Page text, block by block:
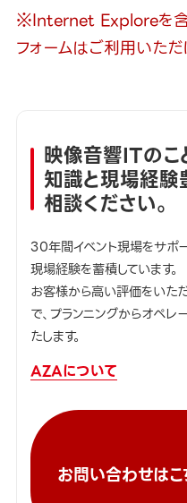
※Internet Exploreを含
フォームはご利用いただ
映像音響ITのこ
知識と現場経験
相談ください。
30年間イベント現場をサポ
現場経験を蓄積しています。
お客様から高い評価をいた
で、プランニングからオペ
たします。
AZAについて
お問い合わせはこ